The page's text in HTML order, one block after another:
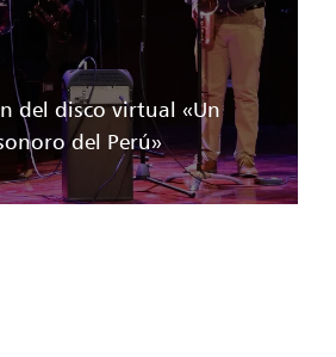
del disco virtual «Un
del Perú»